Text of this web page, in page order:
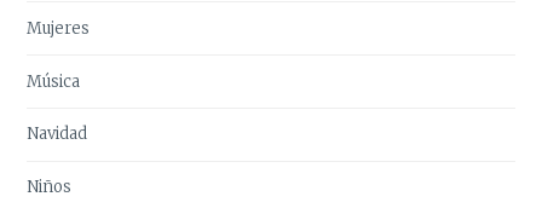
Mujeres
Música
Navidad
Niños